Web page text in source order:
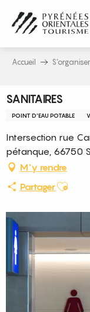
contenu
principal
Accueil S’organiser
SANITAIRES
POINT D'EAU POTABLE
Intersection rue
pétanque, 66750
M'y rendre
PartagerAjouter